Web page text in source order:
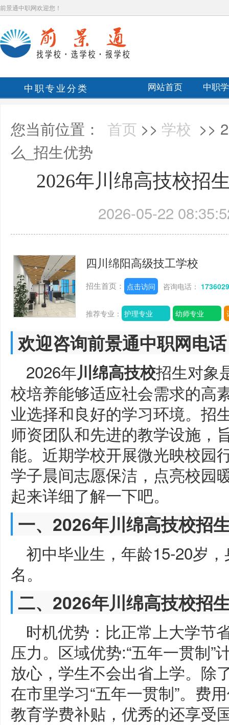
前景通中职网欢迎您！
中职专业分类 网站首页 中职
您当前位置： 首页 >> 学校 >>
么_招生优势
2026年川绵高技校招
2026-05-22
四川绵阳高级技工学校
招生首页： 点击访问 咨询电话：
推荐专业： 护理专业 幼师专业
欢迎咨询前景通中职网电
2026年川绵高技校招生对象
校培养能够适应社会需求的高
业选择和良好的学习环境。招
师资团队和先进的教学设施，
能。近期学校开展微光映校园
学子晨间志愿保洁，点亮校园
起来详细了解一下吧。
一、2026年川绵高技校招
初中毕业生，年龄15-20岁
名。
二、2026年川绵高技校招
时机优势：比正常上大学节
压力。区域优势:“五年一贯制
放心，学生不会出省上学。除
在市里学习“五年一贯制”。费
教育学费补贴，优秀的还享受